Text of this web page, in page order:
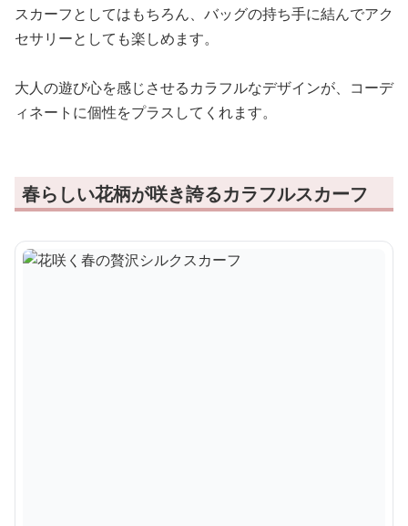
スカーフとしてはもちろん、バッグの持ち手に結んでアク
セサリーとしても楽しめます。
大人の遊び心を感じさせるカラフルなデザインが、コーデ
ィネートに個性をプラスしてくれます。
春らしい花柄が咲き誇るカラフルスカーフ